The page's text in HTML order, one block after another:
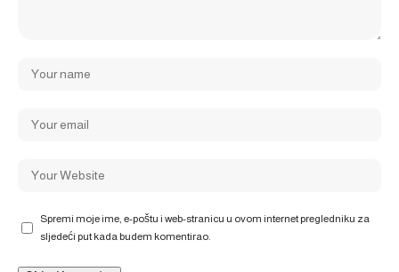
Spremi moje ime, e-poštu i web-stranicu u ovom internet pregledniku za
sljedeći put kada budem komentirao.